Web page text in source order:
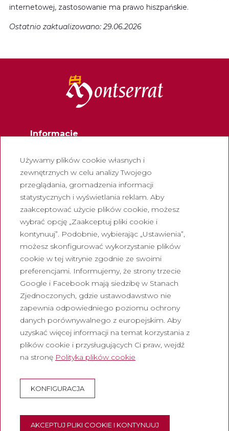
internetowej, zastosowanie ma prawo hiszpańskie.
Ostatnio zaktualizowano: 29.06.2026
Informacje
Biuletyn
Pracuj z nami
Często zadawane pytania
Turystyczny bilet wstępu
Prawny
Polityka prywatności
Polityka cookies
Polityka dotycząca mediów
społecznościowych
Kanał zgłoszen
Nota prawna
Korporacja
Opactwo Montserrat
Escolania de Montserrat
Muzeum Montserrat
Używamy plików cookie własnych i
zewnętrznych w celu analizy Twojego
przeglądania, gromadzenia informacji
statystycznych i wyświetlania reklam. Aby
zaakceptować użycie plików cookie, możesz
wybrać opcję „Zaakceptuj pliki cookie i
kontynuuj”. Podobnie, wybierając „Ustawienia”,
możesz skonfigurować wykorzystanie plików
cookie w tej witrynie zgodnie ze swoimi
preferencjami. Informujemy, że strony trzecie
Google i Facebook mają siedzibę w Stanach
Zjednoczonych, gdzie ustawodawstwo nie
zapewnia odpowiedniego poziomu ochrony
danych porównywalnego z europejskim. Aby
uzyskać więcej informacji na temat korzystania z
plików cookie i przysługujących Ci praw, wejdź
na stronę Polityka plików cookie
KONFIGURACJA
AKCEPTUJ PLIKI COOKIE I KONTYNUUJ